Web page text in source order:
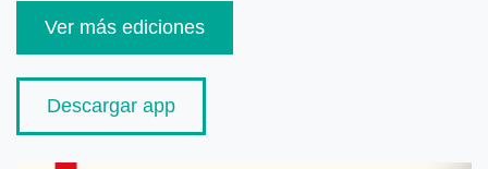
Ver más ediciones
Descargar app